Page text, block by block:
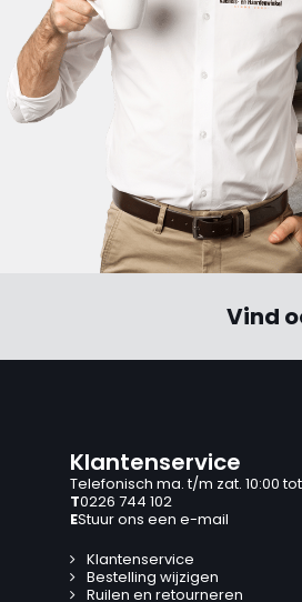
Vind
Klantenservice
Telefonisch ma. t/m zat. 10:00 tot
T0226 744 102
EStuur ons een e-mail
Klantenservice
Bestelling wijzigen
Ruilen en retourneren